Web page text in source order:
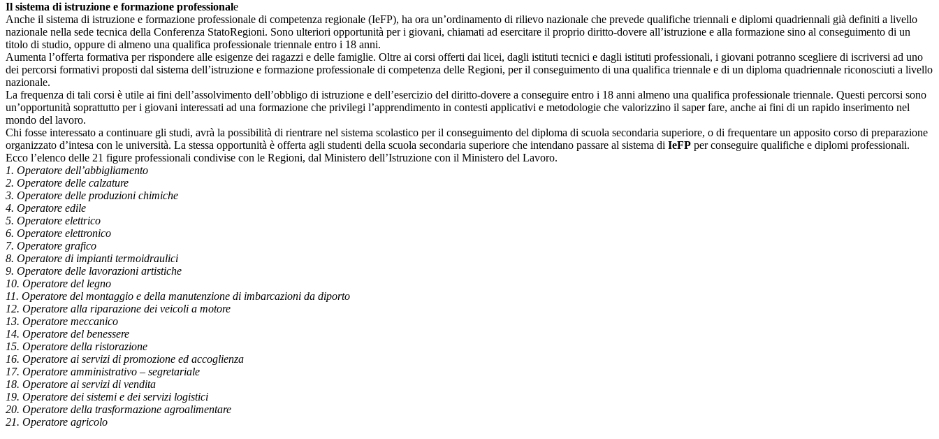
Il sistema di istruzione e formazione professionale
Anche il sistema di istruzione e formazione professionale di competenza regionale (IeFP), ha ora un’ordinamento di rilievo nazionale che prevede qualifiche triennali e diplomi quadriennali già definiti a livello
nazionale nella sede tecnica della Conferenza StatoRegioni. Sono ulteriori opportunità per i giovani, chiamati ad esercitare il proprio diritto-dovere all’istruzione e alla formazione sino al conseguimento di un
titolo di studio, oppure di almeno una qualifica professionale triennale entro i 18 anni.
Aumenta l’offerta formativa per rispondere alle esigenze dei ragazzi e delle famiglie. Oltre ai corsi offerti dai licei, dagli istituti tecnici e dagli istituti professionali, i giovani potranno scegliere di iscriversi ad uno
dei percorsi formativi proposti dal sistema dell’istruzione e formazione professionale di competenza delle Regioni, per il conseguimento di una qualifica triennale e di un diploma quadriennale riconosciuti a livello
nazionale.
La frequenza di tali corsi è utile ai fini dell’assolvimento dell’obbligo di istruzione e dell’esercizio del diritto-dovere a conseguire entro i 18 anni almeno una qualifica professionale triennale. Questi percorsi sono
un’opportunità soprattutto per i giovani interessati ad una formazione che privilegi l’apprendimento in contesti applicativi e metodologie che valorizzino il saper fare, anche ai fini di un rapido inserimento nel
mondo del lavoro.
Chi fosse interessato a continuare gli studi, avrà la possibilità di rientrare nel sistema scolastico per il conseguimento del diploma di scuola secondaria superiore, o di frequentare un apposito corso di preparazione
organizzato d’intesa con le università. La stessa opportunità è offerta agli studenti della scuola secondaria superiore che intendano passare al sistema di IeFP per conseguire qualifiche e diplomi professionali.
Ecco l’elenco delle 21 figure professionali condivise con le Regioni, dal Ministero dell’Istruzione con il Ministero del Lavoro.
1. Operatore dell’abbigliamento
2. Operatore delle calzature
3. Operatore delle produzioni chimiche
4. Operatore edile
5. Operatore elettrico
6. Operatore elettronico
7. Operatore grafico
8. Operatore di impianti termoidraulici
9. Operatore delle lavorazioni artistiche
10. Operatore del legno
11. Operatore del montaggio e della manutenzione di imbarcazioni da diporto
12. Operatore alla riparazione dei veicoli a motore
13. Operatore meccanico
14. Operatore del benessere
15. Operatore della ristorazione
16. Operatore ai servizi di promozione ed accoglienza
17. Operatore amministrativo – segretariale
18. Operatore ai servizi di vendita
19. Operatore dei sistemi e dei servizi logistici
20. Operatore della trasformazione agroalimentare
21. Operatore agricolo